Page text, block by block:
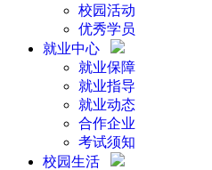
校园活动
优秀学员
就业中心
就业保障
就业指导
就业动态
合作企业
考试须知
校园生活